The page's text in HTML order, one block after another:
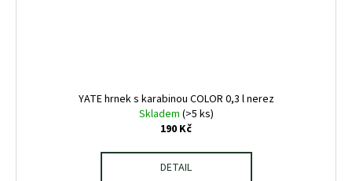
YATE hrnek s karabinou COLOR 0,3 l nerez
Skladem (>5 ks)
190 Kč
DETAIL